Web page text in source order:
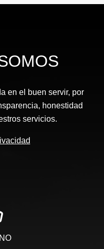
en el buen servir, por
honestidad
servicios.